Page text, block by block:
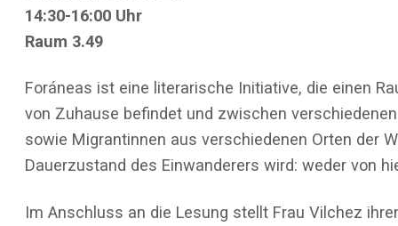
14:30-16:00 Uhr
Raum 3.49
Foráneas ist eine literarische Initiative, die einen
von Zuhause befindet und zwischen
sowie Migrantinnen aus verschiedenen Orten der
Dauerzustand des Einwanderers wird: weder von
Im Anschluss an die Lesung stellt Frau Vilchez